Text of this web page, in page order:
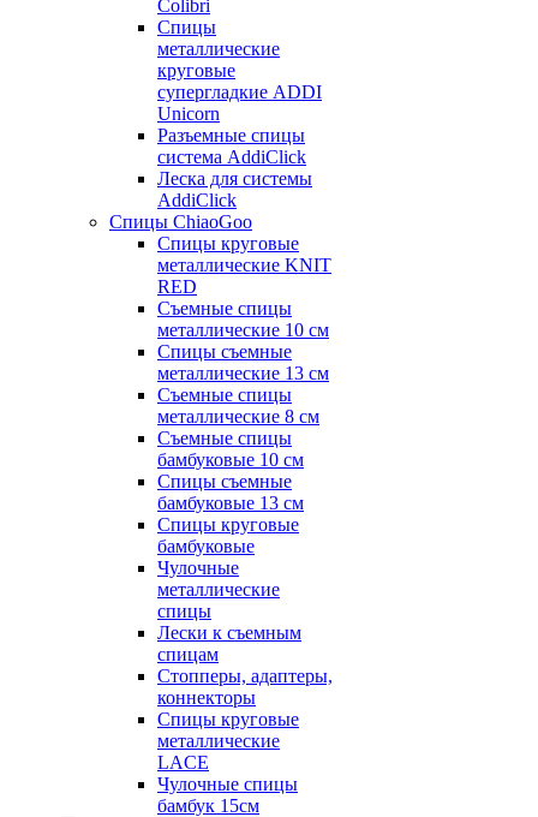
Colibri
Спицы
металлические
круговые
супергладкие ADDI
Unicorn
Разъемные спицы
система AddiClick
Леска для системы
AddiClick
Спицы ChiaoGoo
Спицы круговые
металлические KNIT
RED
Съемные спицы
металлические 10 см
Спицы съемные
металлические 13 см
Съемные спицы
металлические 8 см
Съемные спицы
бамбуковые 10 см
Спицы съемные
бамбуковые 13 см
Спицы круговые
бамбуковые
Чулочные
металлические
спицы
Лески к съемным
спицам
Стопперы, адаптеры,
коннекторы
Спицы круговые
металлические
LACE
Чулочные спицы
бамбук 15см